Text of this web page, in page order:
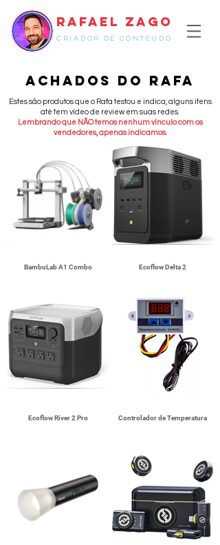
RAFAEL ZAGO
CRIADOR DE CONTEÚDO
Achados do Rafa
Estes são produtos que o Rafa testou e indica, alguns itens
até tem vídeo de review em suas redes.
Lembrando que NÃO temos nenhum vínculo com os
vendedores, apenas indicamos.
BambuLab A1 Combo Ecoflow Delta 2
Ecoflow River 2 Pro Controlador de Temperatura